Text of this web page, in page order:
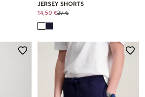
JERSEY SHORTS
14,50 €29 €